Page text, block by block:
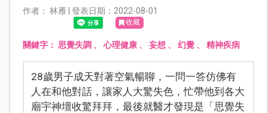
作者： 林雁 | 發表日期：2022-08-01
收藏
關鍵字： 思覺失調 、 心理健康、 妄想 、 幻覺、 精神疾病
28歲男子成天對著空氣暢聊，一問一答仿佛有
人在和他對話，讓家人大驚失色，忙帶他到各大
廟宇神壇收驚拜拜，最後就醫才發現是「思覺失